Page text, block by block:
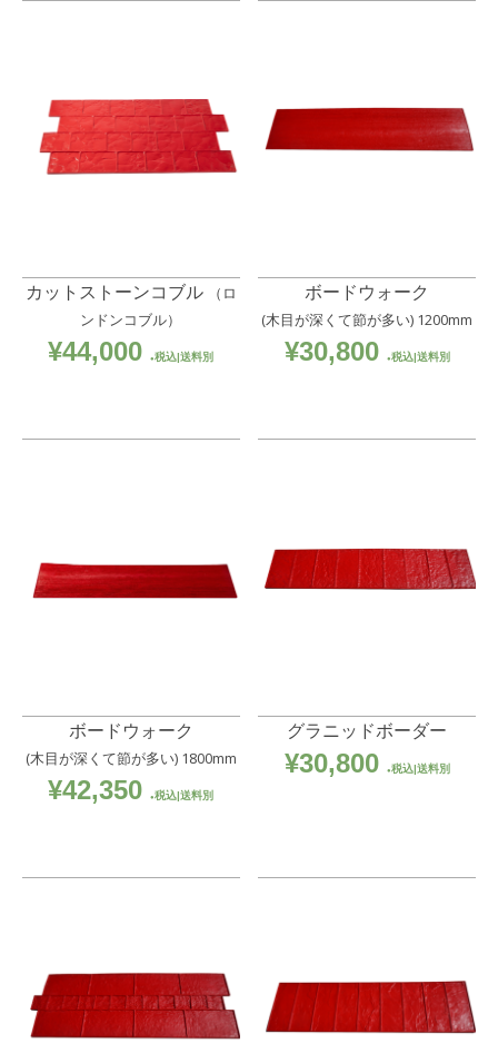
カットストーンコブル
（ロ
ンドンコブル）
¥44,000 税込|送料別
ボードウォーク
(木目が深くて節が多い) 1200mm
¥30,800 税込|送料別
ボードウォーク
(木目が深くて節が多い) 1800mm
¥42,350 税込|送料別
グラニッドボーダー
¥30,800 税込|送料別